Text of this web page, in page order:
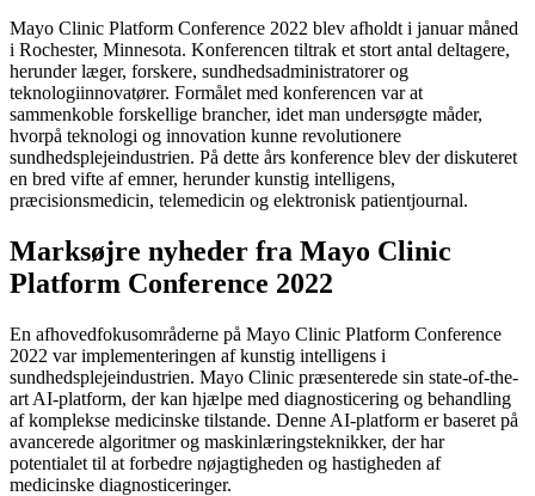
Mayo Clinic Platform Conference 2022 blev afholdt i januar måned
i Rochester, Minnesota. Konferencen tiltrak et stort antal deltagere,
herunder læger, forskere, sundhedsadministratorer og
teknologiinnovatører. Formålet med konferencen var at
sammenkoble forskellige brancher, idet man undersøgte måder,
hvorpå teknologi og innovation kunne revolutionere
sundhedsplejeindustrien. På dette års konference blev der diskuteret
en bred vifte af emner, herunder kunstig intelligens,
præcisionsmedicin, telemedicin og elektronisk patientjournal.
Marksøjre nyheder fra Mayo Clinic
Platform Conference 2022
En afhovedfokusområderne på Mayo Clinic Platform Conference
2022 var implementeringen af kunstig intelligens i
sundhedsplejeindustrien. Mayo Clinic præsenterede sin state-of-the-
art AI-platform, der kan hjælpe med diagnosticering og behandling
af komplekse medicinske tilstande. Denne AI-platform er baseret på
avancerede algoritmer og maskinlæringsteknikker, der har
potentialet til at forbedre nøjagtigheden og hastigheden af
medicinske diagnosticeringer.